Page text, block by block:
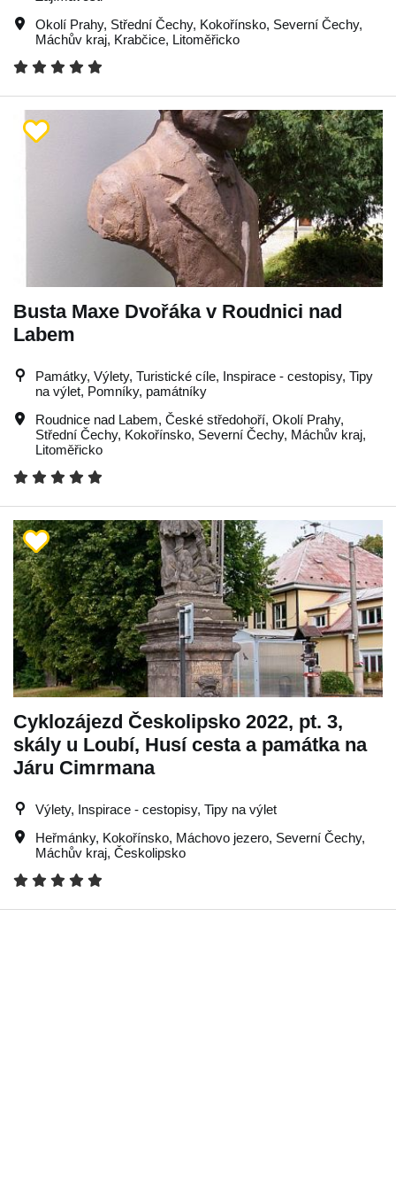
Okolí Prahy, Střední Čechy, Kokořínsko, Severní Čechy,
Máchův kraj, Krabčice, Litoměřicko
Busta Maxe Dvořáka v Roudnici nad
Labem
Památky, Výlety, Turistické cíle, Inspirace - cestopisy, Tipy
na výlet, Pomníky, památníky
Roudnice nad Labem, České středohoří, Okolí Prahy,
Střední Čechy, Kokořínsko, Severní Čechy, Máchův kraj,
Litoměřicko
Cyklozájezd Českolipsko 2022, pt. 3,
skály u Loubí, Husí cesta a památka na
Járu Cimrmana
Výlety, Inspirace - cestopisy, Tipy na výlet
Heřmánky, Kokořínsko, Máchovo jezero, Severní Čechy,
Máchův kraj, Českolipsko